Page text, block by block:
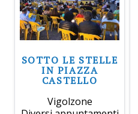
SOTTO LE STELLE
IN PIAZZA
CASTELLO
Vigolzone